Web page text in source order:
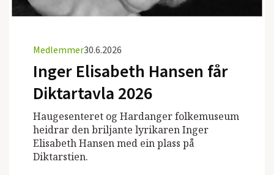
Medlemmer30.6.2026
Inger Elisabeth Hansen får
Diktartavla 2026
Haugesenteret og Hardanger folkemuseum
heidrar den briljante lyrikaren Inger
Elisabeth Hansen med ein plass på
Diktarstien.